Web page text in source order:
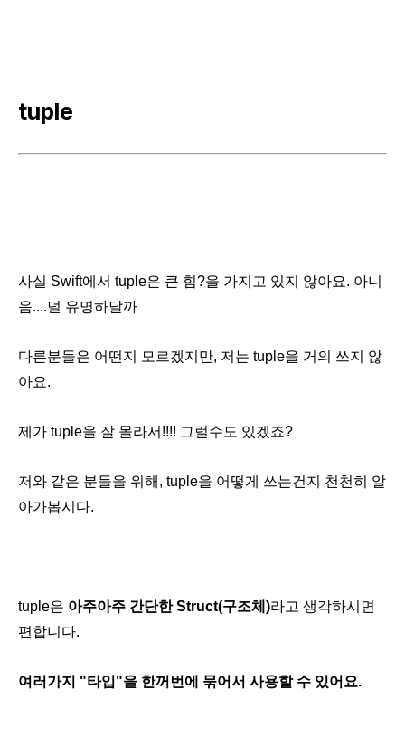
tuple
사실 Swift에서 tuple은 큰 힘?을 가지고 있지 않아요. 아니
음....덜 유명하달까
다른분들은 어떤지 모르겠지만, 저는 tuple을 거의 쓰지 않
아요.
제가 tuple을 잘 몰라서!!!! 그럴수도 있겠죠?
저와 같은 분들을 위해, tuple을 어떻게 쓰는건지 천천히 알
아가봅시다.
tuple은 아주아주 간단한 Struct(구조체)라고 생각하시면
편합니다.
여러가지 "타입"을 한꺼번에 묶어서 사용할 수 있어요.